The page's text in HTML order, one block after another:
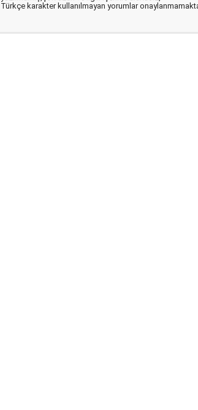
Türkçe karakter kullanılmayan yorumlar